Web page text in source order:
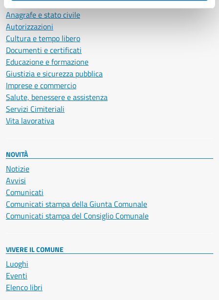
Ambiente
Anagrafe e stato civile
Autorizzazioni
Cultura e tempo libero
Documenti e certificati
Educazione e formazione
Giustizia e sicurezza pubblica
Imprese e commercio
Salute, benessere e assistenza
Servizi Cimiteriali
Vita lavorativa
NOVITÀ
Notizie
Avvisi
Comunicati
Comunicati stampa della Giunta Comunale
Comunicati stampa del Consiglio Comunale
VIVERE IL COMUNE
Luoghi
Eventi
Elenco libri